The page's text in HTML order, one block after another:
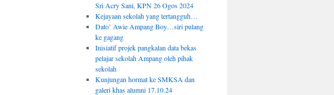
Sri Acry Sani, KPN 26 Ogos 2024
Kejayaan sekolah yang tertangguh…
Dato’ Awie Ampang Boy…siri pulang
ke gagang
Inisiatif projek pangkalan data bekas
pelajar sekolah Ampang oleh pihak
sekolah
Kunjungan hormat ke SMKSA dan
galeri khas alumni 17.10.24